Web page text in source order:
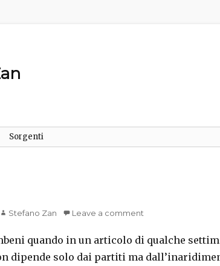
Sorgenti
Author
Stefano Zan Leave a comment
quando in un articolo di qualche
dipende solo dai partiti ma